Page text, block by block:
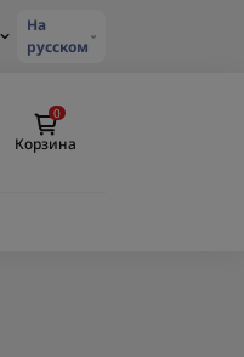
На
русском
0
Корзина